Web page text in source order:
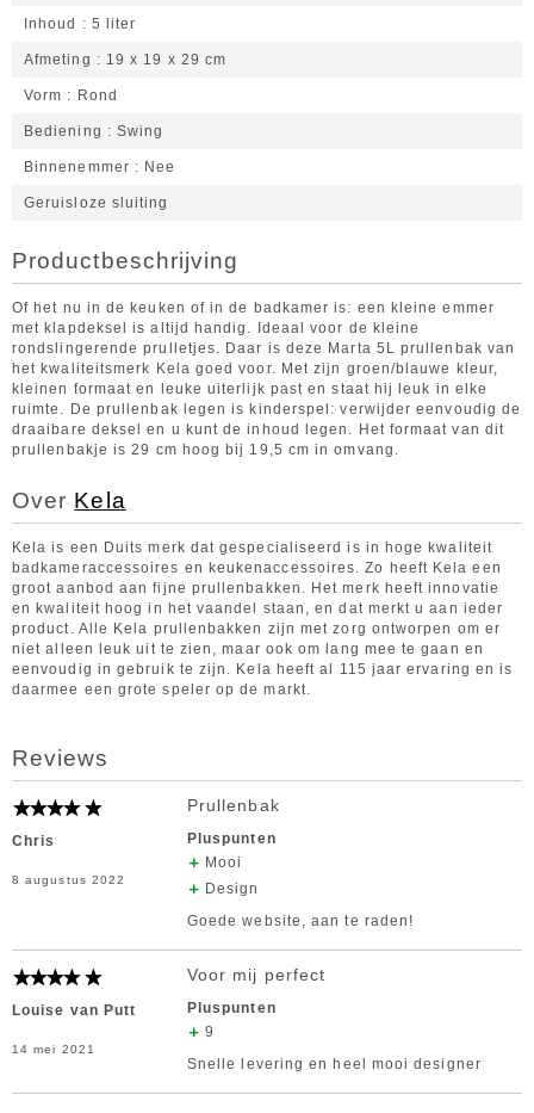
Inhoud 5 liter
Afmeting 19 x 19 x 29 cm
Vorm Rond
Bediening Swing
Binnenemmer Nee
Geruisloze sluiting
Productbeschrijving
Of het nu in de keuken of in de badkamer is: een kleine emmer
met klapdeksel is altijd handig. Ideaal voor de kleine
rondslingerende prulletjes. Daar is deze Marta 5L prullenbak van
het kwaliteitsmerk Kela goed voor. Met zijn groen/blauwe kleur,
kleinen formaat en leuke uiterlijk past en staat hij leuk in elke
ruimte. De prullenbak legen is kinderspel: verwijder eenvoudig de
draaibare deksel en u kunt de inhoud legen. Het formaat van dit
prullenbakje is 29 cm hoog bij 19,5 cm in omvang.
Over Kela
Kela is een Duits merk dat gespecialiseerd is in hoge kwaliteit
badkameraccessoires en keukenaccessoires. Zo heeft Kela een
groot aanbod aan fijne prullenbakken. Het merk heeft innovatie
en kwaliteit hoog in het vaandel staan, en dat merkt u aan ieder
product. Alle Kela prullenbakken zijn met zorg ontworpen om er
niet alleen leuk uit te zien, maar ook om lang mee te gaan en
eenvoudig in gebruik te zijn. Kela heeft al 115 jaar ervaring en is
daarmee een grote speler op de markt.
Reviews
Chris
8 augustus 2022
Prullenbak
Pluspunten
Mooi
Design
Goede website, aan te raden!
Louise van Putt
14 mei 2021
Voor mij perfect
Pluspunten
9
Snelle levering en heel mooi designer